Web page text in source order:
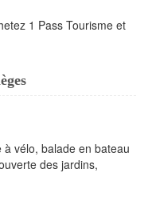
1 Pass Tourisme et
vélo, balade en bateau
des jardins,